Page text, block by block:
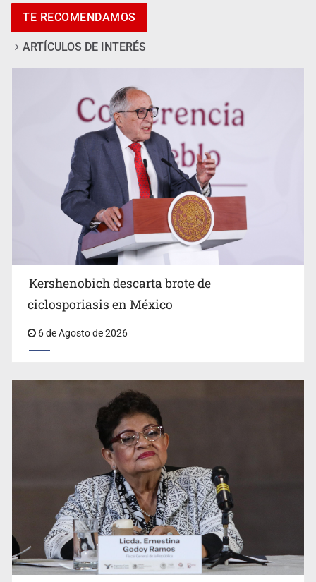
Advierten retrocesos en transparencia tras desaparición
del INAI
Jalisco mantiene la búsqueda de 21 adolescentes
desaparecidos durante julio
TE RECOMENDAMOS
ARTÍCULOS DE INTERÉS
Kershenobich descarta brote de
ciclosporiasis en México
6 de Agosto de 2026